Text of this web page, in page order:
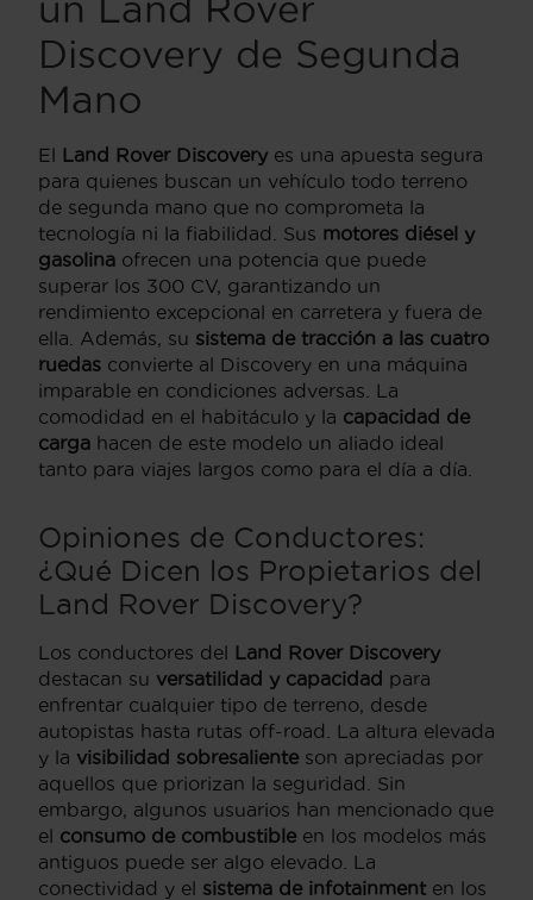
un Land Rover
Discovery de Segunda
Mano
El Land Rover Discovery es una apuesta segura
para quienes buscan un vehículo todo terreno
de segunda mano que no comprometa la
tecnología ni la fiabilidad. Sus motores diésel y
gasolina ofrecen una potencia que puede
superar los 300 CV, garantizando un
rendimiento excepcional en carretera y fuera de
ella. Además, su sistema de tracción a las cuatro
ruedas convierte al Discovery en una máquina
imparable en condiciones adversas. La
comodidad en el habitáculo y la capacidad de
carga hacen de este modelo un aliado ideal
tanto para viajes largos como para el día a día.
Opiniones de Conductores:
¿Qué Dicen los Propietarios del
Land Rover Discovery?
Los conductores del Land Rover Discovery
destacan su versatilidad y capacidad para
enfrentar cualquier tipo de terreno, desde
autopistas hasta rutas off-road. La altura elevada
y la visibilidad sobresaliente son apreciadas por
aquellos que priorizan la seguridad. Sin
embargo, algunos usuarios han mencionado que
el consumo de combustible en los modelos más
antiguos puede ser algo elevado. La
conectividad y el sistema de infotainment en los